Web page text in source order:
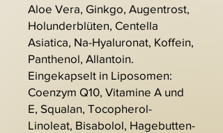
Aloe Vera, Ginkgo, Augentrost,
Holunderblüten, Centella
Asiatica, Na-Hyaluronat, Koffein,
Panthenol, Allantoin.
Eingekapselt in Liposomen:
Coenzym Q10, Vitamine A und
E, Squalan, Tocopherol-
Linoleat, Bisabolol, Hagebutten-